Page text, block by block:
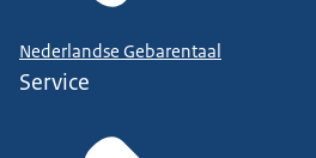
Nederlandse Gebarentaal
Service